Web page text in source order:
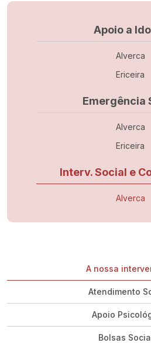
Navegação principal
Apoio a
Alverca
Ericeira
Emergência
Alverca
Ericeira
Interv. Social e
Alverca
Navegação principal
A nossa
Atendimento
Apoio
Bolsas